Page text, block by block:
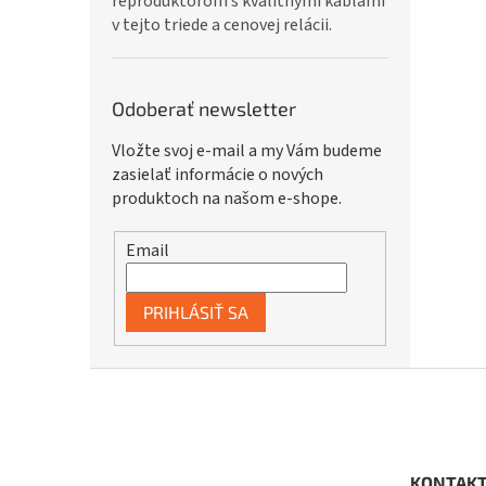
v tejto triede a cenovej relácii.
Odoberať newsletter
Vložte svoj e-mail a my Vám budeme
zasielať informácie o nových
produktoch na našom e-shope.
Email
PRIHLÁSIŤ SA